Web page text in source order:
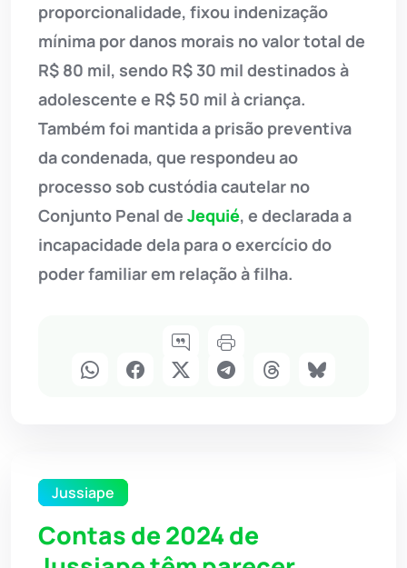
proporcionalidade, fixou indenização
mínima por danos morais no valor total de
R$ 80 mil, sendo R$ 30 mil destinados à
adolescente e R$ 50 mil à criança.
Também foi mantida a prisão preventiva
da condenada, que respondeu ao
processo sob custódia cautelar no
Conjunto Penal de Jequié, e declarada a
incapacidade dela para o exercício do
poder familiar em relação à filha.
Jussiape
Contas de 2024 de